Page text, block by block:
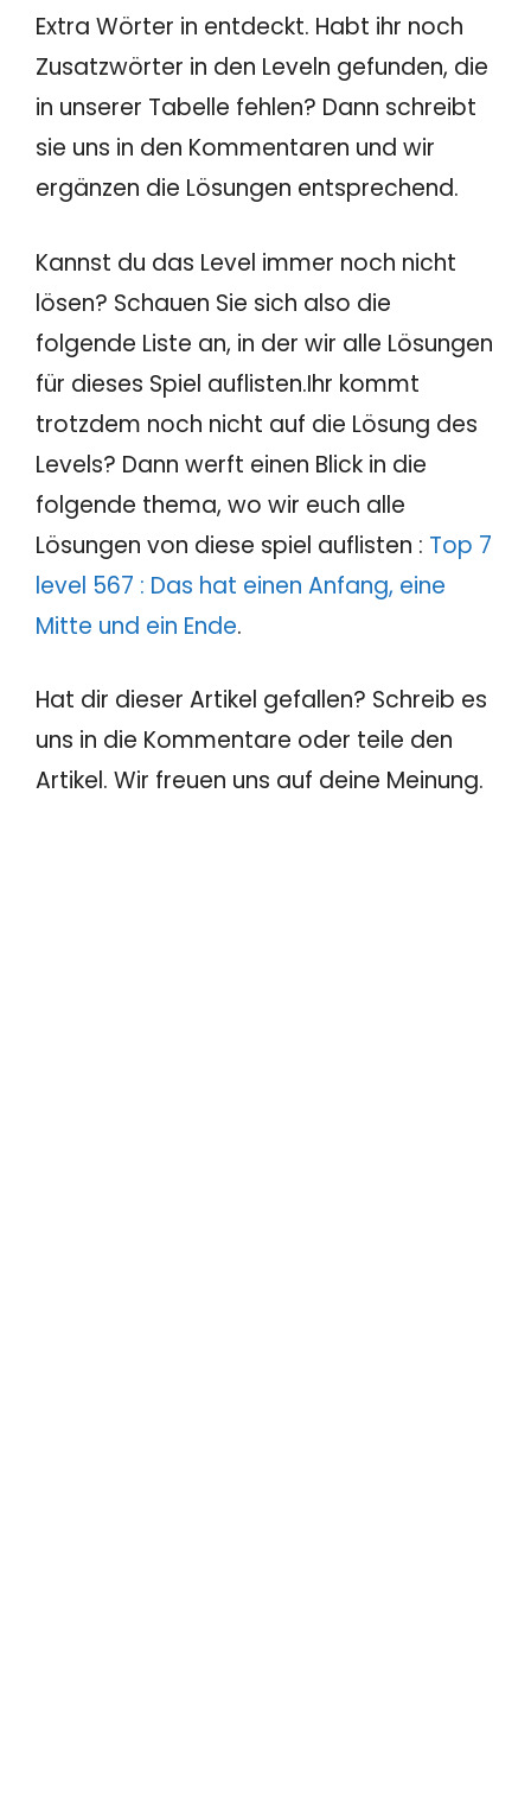
Extra Wörter in entdeckt. Habt ihr noch
Zusatzwörter in den Leveln gefunden, die
in unserer Tabelle fehlen? Dann schreibt
sie uns in den Kommentaren und wir
ergänzen die Lösungen entsprechend.
Kannst du das Level immer noch nicht
lösen? Schauen Sie sich also die
folgende Liste an, in der wir alle Lösungen
für dieses Spiel auflisten.Ihr kommt
trotzdem noch nicht auf die Lösung des
Levels? Dann werft einen Blick in die
folgende thema, wo wir euch alle
Lösungen von diese spiel auflisten : Top 7
level 567 : Das hat einen Anfang, eine
Mitte und ein Ende.
Hat dir dieser Artikel gefallen? Schreib es
uns in die Kommentare oder teile den
Artikel. Wir freuen uns auf deine Meinung.